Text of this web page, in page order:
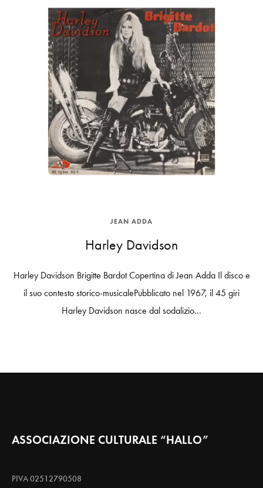
JEAN ADDA
Harley Davidson
Harley Davidson Brigitte Bardot Copertina di Jean Adda Il disco e
il suo contesto storico-musicalePubblicato nel 1967, il 45 giri
Harley Davidson nasce dal sodalizio...
ASSOCIAZIONE CULTURALE “HALLO”
PIVA 02512790508